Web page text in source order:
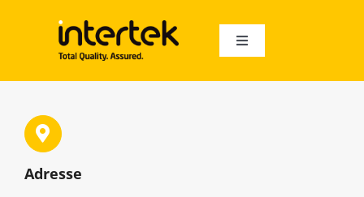
Toggle
À propos
Audits
Adresse